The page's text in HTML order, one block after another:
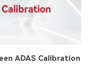
ADAS Calibration